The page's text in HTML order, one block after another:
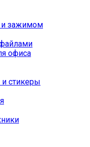
и зажимом
офиса
и стикеры